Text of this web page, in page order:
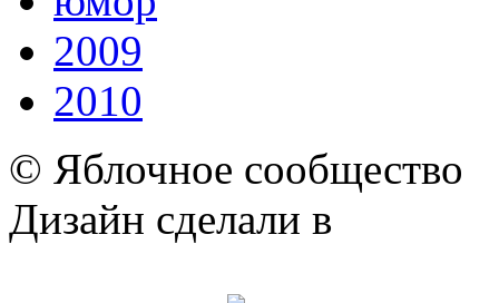
2009
2010
© Яблочное сообщество
Дизайн сделали в